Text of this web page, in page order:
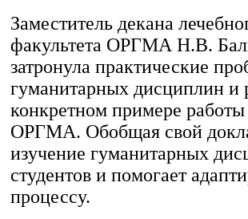
Заместитель декана
факультета ОРГМА Н.В.
затронула практические
гуманитарных дисциплин и
конкретном примере
ОРГМА. Обобщая свой
изучение гуманитарных
студентов и помогает
процессу.